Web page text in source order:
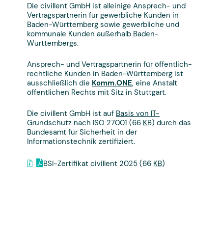
Die civillent GmbH ist alleinige Ansprech- und
Vertragspartnerin für gewerbliche Kunden in
Baden-Württemberg sowie gewerbliche und
kommunale Kunden außerhalb Baden-
Württembergs.
Ansprech- und Vertragspartnerin für öffentlich-
rechtliche Kunden in Baden-Württemberg ist
ausschließlich die Komm.ONE, eine Anstalt
öffentlichen Rechts mit Sitz in Stuttgart.
Die civillent GmbH ist auf Basis von IT-
Grundschutz nach ISO 27001 (66 KB) durch das
Bundesamt für Sicherheit in der
Informationstechnik zertifiziert.
BSI-Zertifikat civillent 2025 (66 KB)